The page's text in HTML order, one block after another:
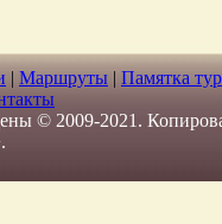
| Маршруты | Памятка
© 2009-2021.